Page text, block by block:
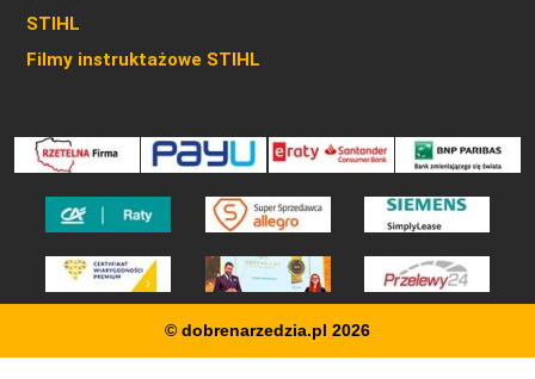
STIHL
Filmy instruktażowe STIHL
© dobrenarzedzia.pl 2026